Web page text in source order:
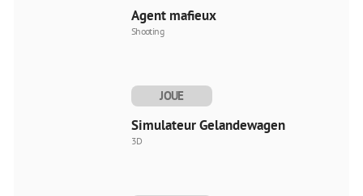
Agent mafieux
Shooting
JOUE
Simulateur Gelandewagen
3D